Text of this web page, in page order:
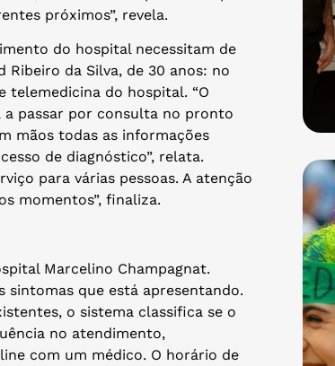
próximos”, revela.
do hospital necessitam de
da Silva, de 30 anos: no
telemedicina do hospital. “O
passar por consulta no pronto
mãos todas as informações
de diagnóstico”, relata.
para várias pessoas. A atenção
momentos”, finaliza.
Marcelino Champagnat.
que está apresentando.
o sistema classifica se o
no atendimento,
com um médico. O horário de